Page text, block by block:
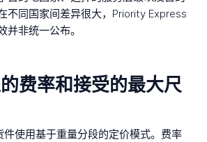
不同国家间差异很大，Priority Express
并非统一公布。
费率和接受的最大尺
件使用基于重量分段的定价模式。费率